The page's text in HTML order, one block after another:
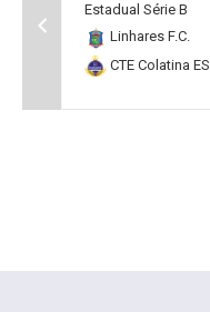
Estadual Série B
Linhares F.C.
CTE Colatina ES